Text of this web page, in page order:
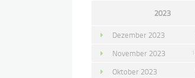
2023
Dezember 2023
November 2023
Oktober 2023